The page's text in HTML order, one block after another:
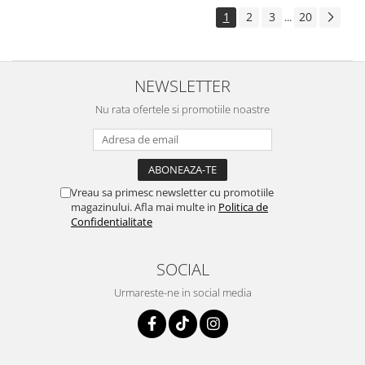
1 2 3 ... 20
NEWSLETTER
Nu rata ofertele si promotiile noastre
Vreau sa primesc newsletter cu promotiile
magazinului. Afla mai multe in Politica de
Confidentialitate
SOCIAL
Urmareste-ne in social media